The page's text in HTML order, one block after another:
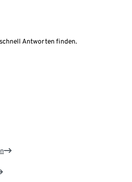
Antworten finden.